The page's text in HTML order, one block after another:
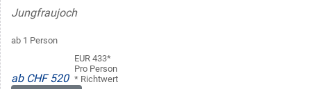
Jungfraujoch
ab 1 Person
ab CHF 520
EUR 433*
Pro Person
* Richtwert